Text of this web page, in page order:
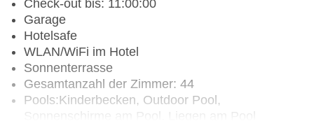
Check-out bis: 11:00:00
Garage
Hotelsafe
WLAN/WiFi im Hotel
Sonnenterrasse
Gesamtanzahl der Zimmer: 44
Pools:Kinderbecken, Outdoor Pool,